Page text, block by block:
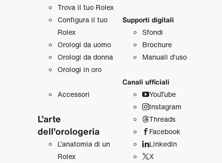
Trova il tuo Rolex
Configura il tuo
Rolex
Orologi da uomo
Orologi da donna
Orologi in oro
Accessori
L’arte
dell’orologeria
L’anatomia di un
Rolex
Supporti digitali
Sfondi
Brochure
Manuali d’uso
Canali ufficiali
YouTube
Instagram
Threads
Facebook
LinkedIn
X